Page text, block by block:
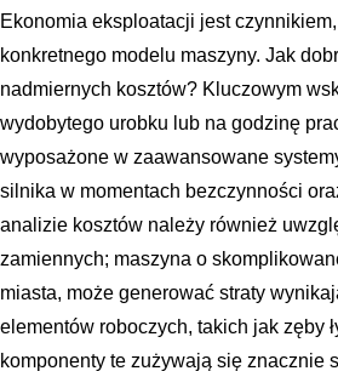
Ekonomia eksploatacji jest
konkretnego modelu maszyny. Jak
nadmiernych kosztów? Kluczowym
wydobytego urobku lub na godzinę
wyposażone w zaawansowane
silnika w momentach bezczynności
analizie kosztów należy również
zamiennych; maszyna o
miasta, może generować straty
elementów roboczych, takich jak zęby
komponenty te zużywają się znacznie